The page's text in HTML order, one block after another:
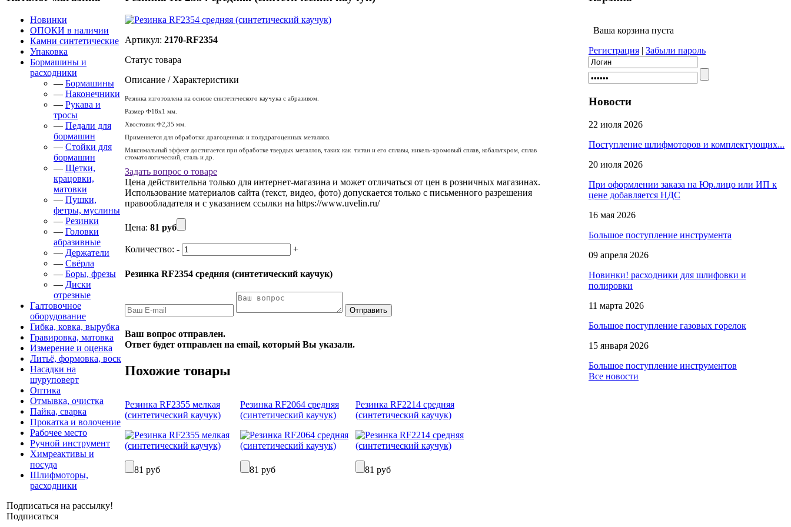
Новинки
ОПОКИ в наличии
Камни синтетические
Упаковка
Бормашины и
расходники
— Бормашины
— Наконечники
— Рукава и
тросы
— Педали для
бормашин
— Стойки для
бормашин
— Щетки,
крацовки,
матовки
— Пушки,
фетры, муслины
— Резинки
— Головки
абразивные
— Держатели
— Свёрла
— Боры, фрезы
— Диски
отрезные
Галтовочное
оборудование
Гибка, ковка, вырубка
Гравировка, матовка
Измерение и оценка
Литьё, формовка, воск
Насадки на
шуруповерт
Оптика
Отмывка, очистка
Пайка, сварка
Прокатка и волочение
Рабочее место
Ручной инструмент
Химреактивы и
посуда
Шлифмоторы,
расходники
Подписаться на рассылку!
Подписаться
Артикул: 2170-RF2354
Статус товара
Описание / Характеристики
Резинка изготовлена на основе синтетического каучука с абразивом.
Размер Ф18х1 мм.
Хвостовик Ф2,35 мм.
Применяется для обработки драгоценных и полудрагоценных металлов.
Максимальный эффект достигается при обработке твердых металлов, таких как титан и его сплавы, никель-хромовый сплав, кобальтхром, сплав
стоматологический, сталь и др.
Задать вопрос о товаре
Цена действительна только для интернет-магазина и может отличаться от цен в розничных магазинах.
Использование материалов сайта (текст, видео, фото) допускается только с письменного разрешения
правообладателя и с указанием ссылки на https://www.uvelin.ru/
Цена: 81 руб
Количество: - +
Резинка RF2354 средняя (синтетический каучук)
Ваш вопрос отправлен.
Ответ будет отправлен на email, который Вы указали.
Похожие товары
Резинка RF2355 мелкая
(синтетический каучук)
81 руб
Резинка RF2064 средняя
(синтетический каучук)
81 руб
Резинка RF2214 средняя
(синтетический каучук)
81 руб
Ваша корзина пуста
Регистрация | Забыли пароль
Новости
22 июля 2026
Поступление шлифмоторов и комплектующих...
20 июля 2026
При оформлении заказа на Юр.лицо или ИП к
цене добавляется НДС
16 мая 2026
Большое поступление инструмента
09 апреля 2026
Новинки! расходники для шлифовки и
полировки
11 марта 2026
Большое поступление газовых горелок
15 января 2026
Большое поступление инструментов
Все новости